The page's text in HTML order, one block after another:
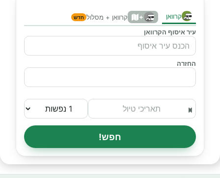
קרוואן + קרוואן + מסלול חדש
עיר איסוף הקרוואן
החזרה
חפש!